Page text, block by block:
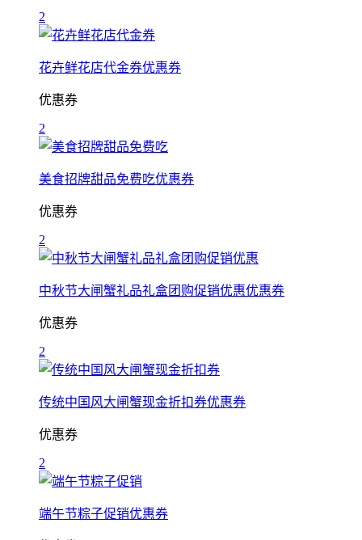
2
花卉鲜花店代金券优惠券
优惠券
2
美食招牌甜品免费吃优惠券
优惠券
2
中秋节大闸蟹礼品礼盒团购促销优惠优惠券
优惠券
2
传统中国风大闸蟹现金折扣券优惠券
优惠券
2
端午节粽子促销优惠券